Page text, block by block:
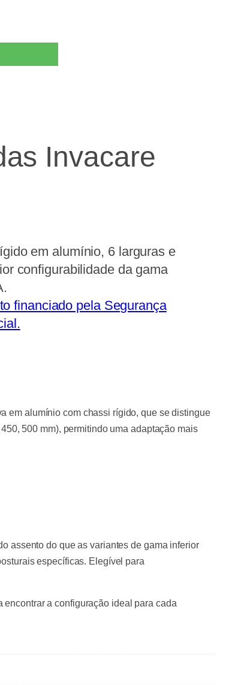
Invacare
em alumínio, 6 larguras e
configurabilidade da gama
financiado pela Segurança
em alumínio com chassi rígido, que se distingue
500 mm), permitindo uma adaptação mais
assento do que as variantes de gama inferior
específicas. Elegível para
a configuração ideal para cada